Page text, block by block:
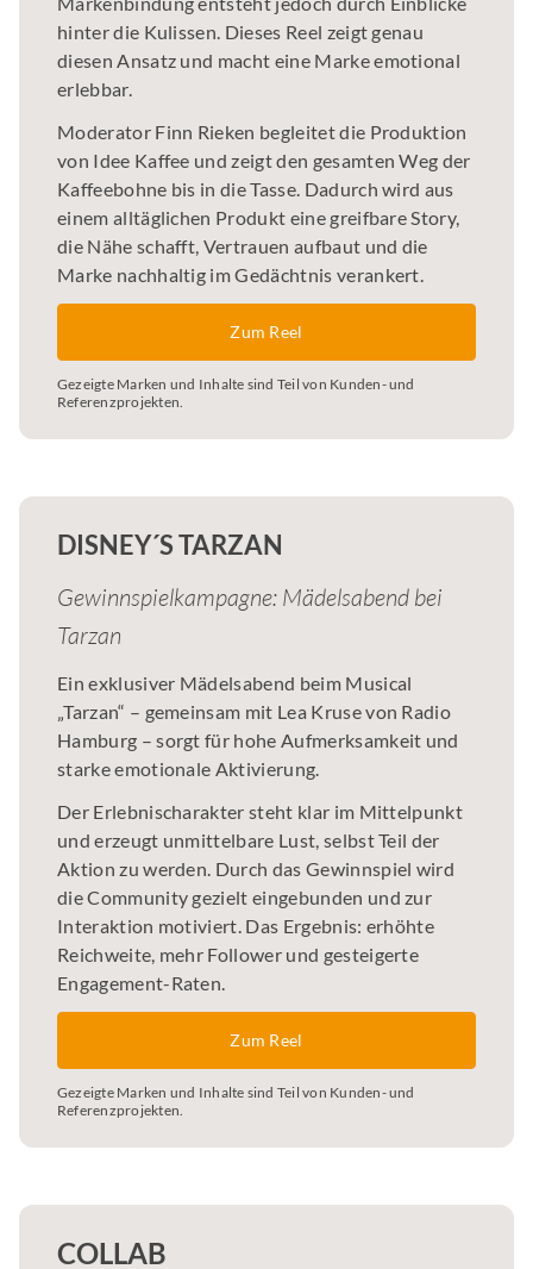
hinter die Kulissen. Dieses Reel zeigt genau
diesen Ansatz und macht eine Marke emotional
erlebbar.
Moderator Finn Rieken begleitet die Produktion
von Idee Kaffee und zeigt den gesamten Weg der
Kaffeebohne bis in die Tasse. Dadurch wird aus
einem alltäglichen Produkt eine greifbare Story,
die Nähe schafft, Vertrauen aufbaut und die
Marke nachhaltig im Gedächtnis verankert.
Zum Reel
Gezeigte Marken und Inhalte sind Teil von Kunden- und
Referenzprojekten.
DISNEY´S TARZAN
Gewinnspielkampagne: Mädelsabend bei
Tarzan
Ein exklusiver Mädelsabend beim Musical
„Tarzan“ – gemeinsam mit Lea Kruse von Radio
Hamburg – sorgt für hohe Aufmerksamkeit und
starke emotionale Aktivierung.
Der Erlebnischarakter steht klar im Mittelpunkt
und erzeugt unmittelbare Lust, selbst Teil der
Aktion zu werden. Durch das Gewinnspiel wird
die Community gezielt eingebunden und zur
Interaktion motiviert. Das Ergebnis: erhöhte
Reichweite, mehr Follower und gesteigerte
Engagement-Raten.
Zum Reel
Gezeigte Marken und Inhalte sind Teil von Kunden- und
Referenzprojekten.
COLLAB